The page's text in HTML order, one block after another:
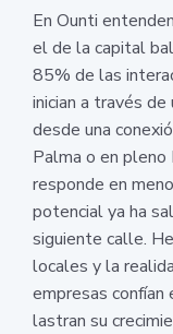
En Ounti
el de la capital
85% de las
inician a través
desde una
Palma o en
responde en
potencial ya ha
siguiente calle.
locales y la
empresas
lastran su